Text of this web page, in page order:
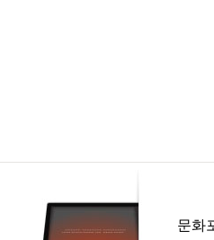
문화